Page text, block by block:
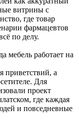
витрины с
где товар
фармацевтов
по делу.
мебель работает на
приветствий, а
Для
проект
где каждая
и повседневные